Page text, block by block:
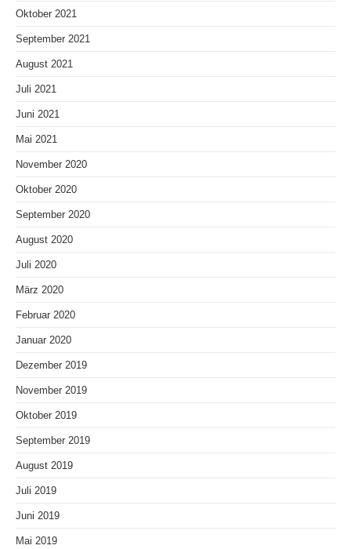
Oktober 2021
September 2021
August 2021
Juli 2021
Juni 2021
Mai 2021
November 2020
Oktober 2020
September 2020
August 2020
Juli 2020
März 2020
Februar 2020
Januar 2020
Dezember 2019
November 2019
Oktober 2019
September 2019
August 2019
Juli 2019
Juni 2019
Mai 2019